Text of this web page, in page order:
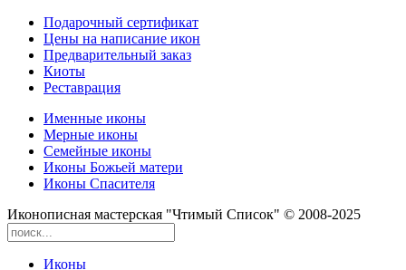
Подарочный сертификат
Цены на написание икон
Предварительный заказ
Киоты
Реставрация
Именные иконы
Мерные иконы
Семейные иконы
Иконы Божьей матери
Иконы Спасителя
Иконописная мастерская "Чтимый Список" © 2008-2025
Иконы